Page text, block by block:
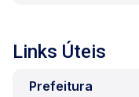
Links Úteis
Prefeitura